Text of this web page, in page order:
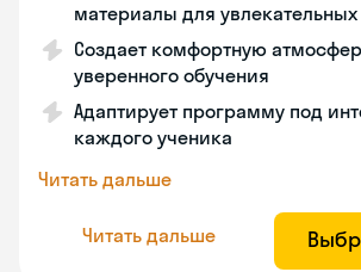
материалы для увлекательных
Создает комфортную
уверенного обучения
Адаптирует программу под
каждого ученика
Читать дальше
Читать дальше